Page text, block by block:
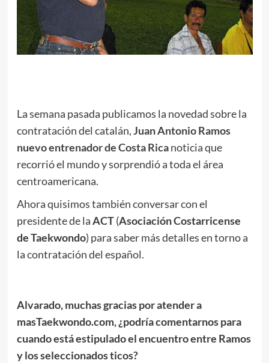
La semana pasada publicamos la novedad sobre la
contratación del catalán,Juan Antonio Ramos
nuevo entrenador de Costa Ricanoticia que
recorrió el mundo y sorprendió a toda el área
centroamericana.
Ahora quisimos también conversar con el
presidente de laACT(Asociación Costarricense
de Taekwondo) para saber más detalles en torno a
la contratación del español.
Alvarado, muchas gracias por atender a
masTaekwondo.com, ¿podría comentarnos para
cuando está estipulado el encuentro entre Ramos
y los seleccionados ticos?